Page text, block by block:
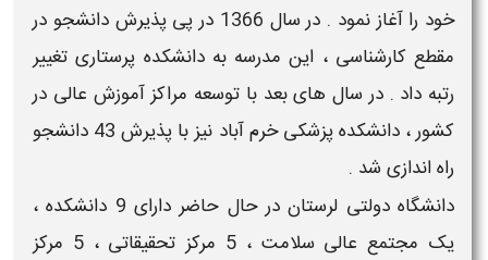
خود را آغاز نمود . در سال 1366 در پی پذیرش دانشجو در
مقطع کارشناسی ، این مدرسه به دانشکده پرستاری تغییر
رتبه داد . در سال های بعد با توسعه مراکز آموزش عالی در
کشور ، دانشکده پزشکی خرم آباد نیز با پذیرش 43 دانشجو
راه اندازی شد .
دانشگاه دولتی لرستان در حال حاضر دارای 9 دانشکده ،
یک مجتمع عالی سلامت ، 5 مرکز تحقیقاتی ، 5 مرکز